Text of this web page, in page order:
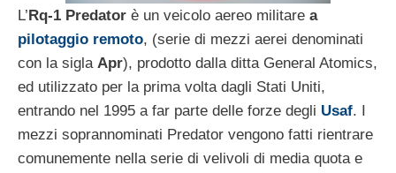
L’ Rq-1 Predator è un veicolo aereo militare a
pilotaggio remoto, (serie di mezzi aerei denominati
con la sigla Apr), prodotto dalla ditta General Atomics,
ed utilizzato per la prima volta dagli Stati Uniti,
entrando nel 1995 a far parte delle forze degli Usaf. I
mezzi soprannominati Predator vengono fatti rientrare
comunemente nella serie di velivoli di media quota e